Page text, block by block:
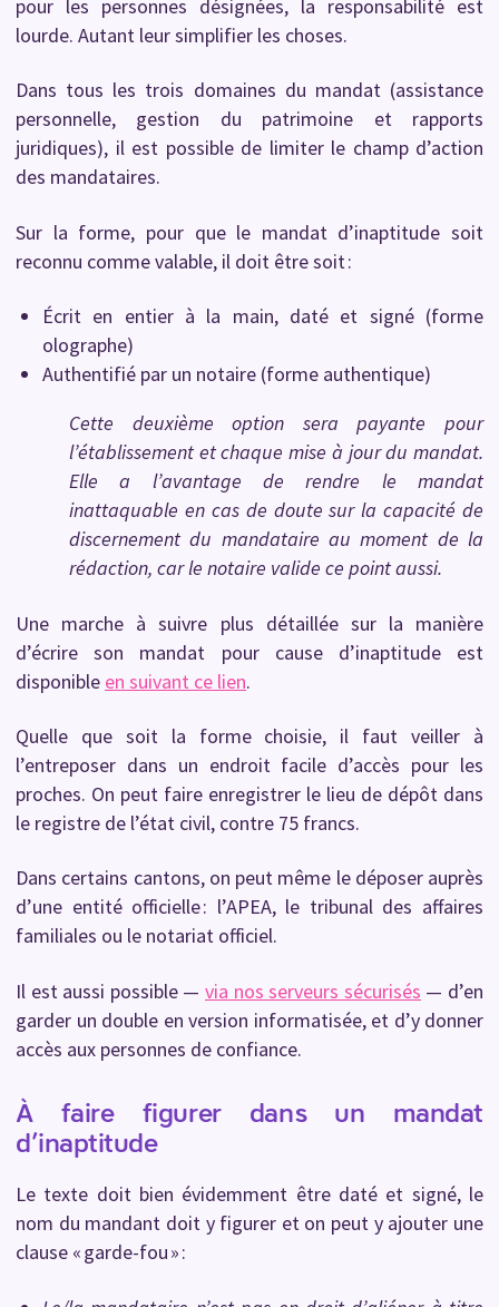
pour les personnes désignées, la responsabilité est
lourde. Autant leur simplifier les choses.
Dans tous les trois domaines du mandat (assistance
personnelle, gestion du patrimoine et rapports
juridiques), il est possible de limiter le champ d’action
des mandataires.
Sur la forme, pour que le mandat d’inaptitude soit
reconnu comme valable, il doit être soit :
Écrit en entier à la main, daté et signé (forme
olographe)
Authentifié par un notaire (forme authentique)
Cette deuxième option sera payante pour
l’établissement et chaque mise à jour du mandat.
Elle a l’avantage de rendre le mandat
inattaquable en cas de doute sur la capacité de
discernement du mandataire au moment de la
rédaction, car le notaire valide ce point aussi.
Une marche à suivre plus détaillée sur la manière
d’écrire son mandat pour cause d’inaptitude est
disponible en suivant ce lien.
Quelle que soit la forme choisie, il faut veiller à
l’entreposer dans un endroit facile d’accès pour les
proches. On peut faire enregistrer le lieu de dépôt dans
le registre de l’état civil, contre 75 francs.
Dans certains cantons, on peut même le déposer auprès
d’une entité officielle : l’APEA, le tribunal des affaires
familiales ou le notariat officiel.
Il est aussi possible — via nos serveurs sécurisés — d’en
garder un double en version informatisée, et d’y donner
accès aux personnes de confiance.
À faire figurer dans un mandat
d’inaptitude
Le texte doit bien évidemment être daté et signé, le
nom du mandant doit y figurer et on peut y ajouter une
clause « garde-fou » :